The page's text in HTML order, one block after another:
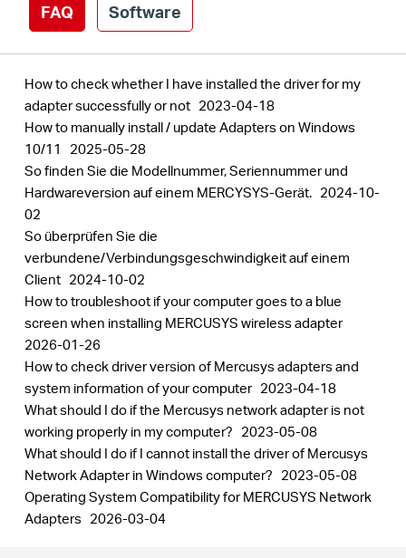
FAQ Software
How to check whether I have installed the driver for my
adapter successfully or not 2023-04-18
How to manually install / update Adapters on Windows
10/11
2025-05-28
So finden Sie die Modellnummer, Seriennummer und
Hardwareversion auf einem MERCYSYS-Gerät. 2024-10-
02
So überprüfen Sie die
verbundene/Verbindungsgeschwindigkeit auf einem
Client 2024-10-02
How to troubleshoot if your computer goes to a blue
screen when installing MERCUSYS wireless adapter
2026-01-26
How to check driver version of Mercusys adapters and
system information of your computer 2023-04-18
What should I do if the Mercusys network adapter is not
working properly in my computer? 2023-05-08
What should I do if I cannot install the driver of Mercusys
Network Adapter in Windows computer? 2023-05-08
Operating System Compatibility for MERCUSYS Network
Adapters 2026-03-04